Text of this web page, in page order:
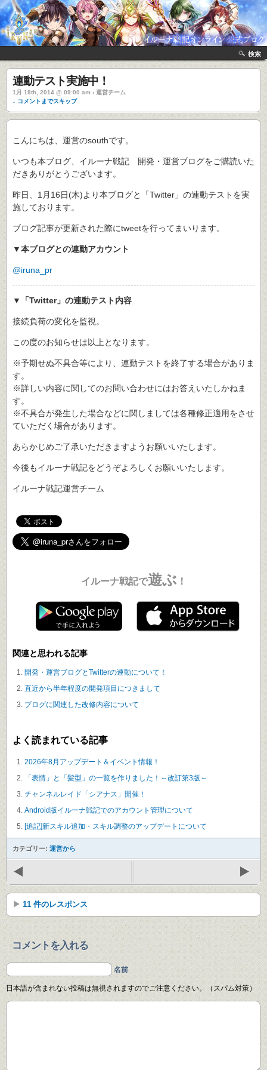
検索
連動テスト実施中！
1月 18th, 2014 @ 09:00 am › 運営チーム
↓ コメントまでスキップ
こんにちは、運営のsouthです。
いつも本ブログ、イルーナ戦記 開発・運営ブログをご購読いた
だきありがとうございます。
昨日、1月16日(木)より本ブログと「Twitter」の連動テストを実
施しております。
ブログ記事が更新された際にtweetを行ってまいります。
▼本ブログとの連動アカウント
@iruna_pr
▼「Twitter」の連動テスト内容
接続負荷の変化を監視。
この度のお知らせは以上となります。
※予期せぬ不具合等により、連動テストを終了する場合がありま
す。
※詳しい内容に関してのお問い合わせにはお答えいたしかねま
す。
※不具合が発生した場合などに関しましては各種修正適用をさせ
ていただく場合があります。
あらかじめご了承いただきますようお願いいたします。
今後もイルーナ戦記をどうぞよろしくお願いいたします。
イルーナ戦記運営チーム
イルーナ戦記で遊ぶ ！
関連と思われる記事
開発・運営ブログとTwitterの連動について！
直近から半年程度の開発項目につきまして
ブログに関連した改修内容について
よく読まれている記事
2026年8月アップデート＆イベント情報！
「表情」と「髪型」の一覧を作りました！～改訂第3版～
チャンネルレイド「シアナス」開催！
Android版イルーナ戦記でのアカウント管理について
[追記]新スキル追加・スキル調整のアップデートについて
カテゴリー: 運営から
11 件のレスポンス
コメントを入れる
名前
日本語が含まれない投稿は無視されますのでご注意ください。（スパム対策）